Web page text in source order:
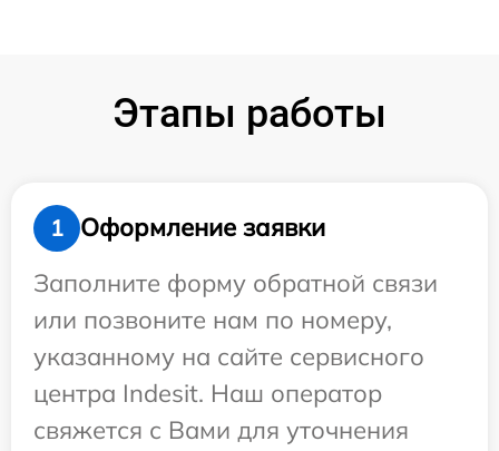
Этапы работы
1
Оформление заявки
Заполните форму обратной связи
или позвоните нам по номеру,
указанному на сайте сервисного
центра Indesit. Наш оператор
свяжется с Вами для уточнения